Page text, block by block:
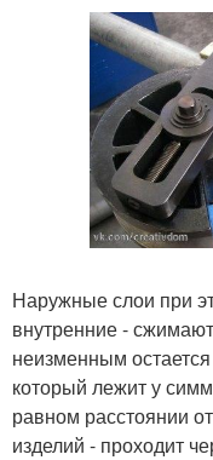
Наружные слои при
внутренние -
неизменным
который лежит у
равном расстоянии
изделий - проходит